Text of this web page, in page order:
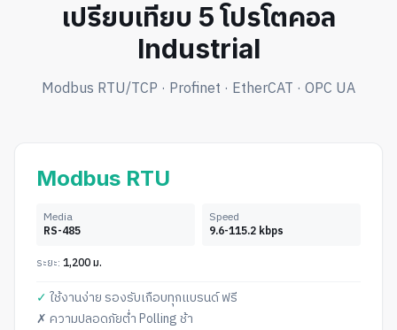
เปรียบเทียบ 5 โปรโตคอล
Industrial
Modbus RTU/TCP · Profinet · EtherCAT · OPC UA
Modbus RTU
Media
RS-485
Speed
9.6-115.2 kbps
ระยะ: 1,200 ม.
✓ ใช้งานง่าย รองรับเกือบทุกแบรนด์ ฟรี
✗ ความปลอดภัยต่ำ Polling ช้า